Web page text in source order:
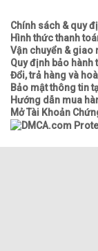
Chính sách & quy
Hình thức thanh
Vận chuyển & giao
Quy định bảo hành
Đổi, trả hàng và
Bảo mật thông tin
Hướng dẫn mua
Mở Tài Khoản